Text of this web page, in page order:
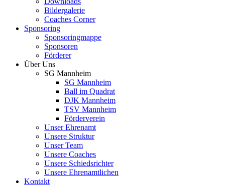
Bildergalerie
Coaches Corner
Sponsoring
Sponsoringmappe
Sponsoren
Förderer
Über Uns
SG Mannheim
SG Mannheim
Ball im Quadrat
DJK Mannheim
TSV Mannheim
Förderverein
Unser Ehrenamt
Unsere Struktur
Unser Team
Unsere Coaches
Unsere Schiedsrichter
Unsere Ehrenamtlichen
Kontakt